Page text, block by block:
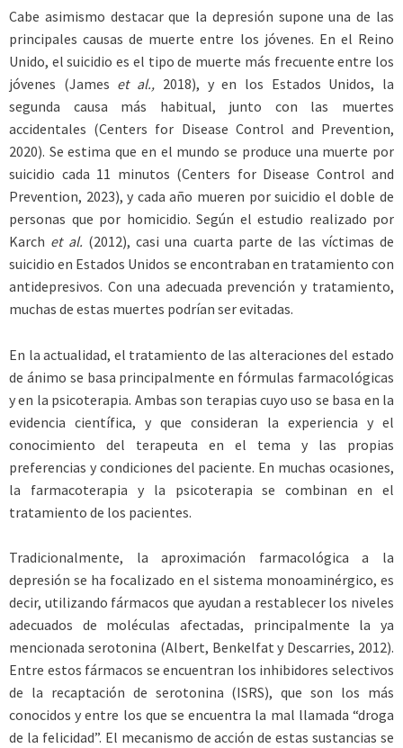
Cabe asimismo destacar que la depresión supone una de las
principales causas de muerte entre los jóvenes. En el Reino
Unido, el suicidio es el tipo de muerte más frecuente entre los
jóvenes (James et al., 2018), y en los Estados Unidos, la
segunda causa más habitual, junto con las muertes
accidentales (Centers for Disease Control and Prevention,
2020). Se estima que en el mundo se produce una muerte por
suicidio cada 11 minutos (Centers for Disease ­Control and
Prevention, 2023), y cada año mueren por suicidio el doble de
personas que por homicidio. Según el estudio realizado por
Karch et al. (2012), casi una cuarta parte de las víctimas de
suicidio en Estados Unidos se encontraban en tratamiento con
antidepresivos. Con una adecuada prevención y tratamiento,
muchas de estas muertes podrían ser evitadas.
En la actualidad, el tratamiento de las alteraciones del estado
de ánimo se basa principalmente en fórmulas farmacológicas
y en la psicoterapia. Ambas son terapias cuyo uso se basa en la
evidencia científica, y que consideran la experiencia y el
conocimiento del terapeuta en el tema y las propias
preferencias y condiciones del paciente. En muchas ocasiones,
la farmacoterapia y la psicoterapia se combinan en el
tratamiento de los pacientes.
Tradicionalmente, la aproximación farmacológica a la
depresión se ha focalizado en el sistema monoaminérgico, es
decir, utilizando fármacos que ayudan a restablecer los niveles
adecuados de moléculas afectadas, principalmente la ya
mencionada serotonina (Albert, Benkelfat y Descarries, 2012).
Entre estos fármacos se encuentran los inhibidores selectivos
de la recaptación de serotonina (ISRS), que son los más
conocidos y entre los que se encuentra la mal llamada “droga
de la felicidad”. El mecanismo de acción de estas sustancias se